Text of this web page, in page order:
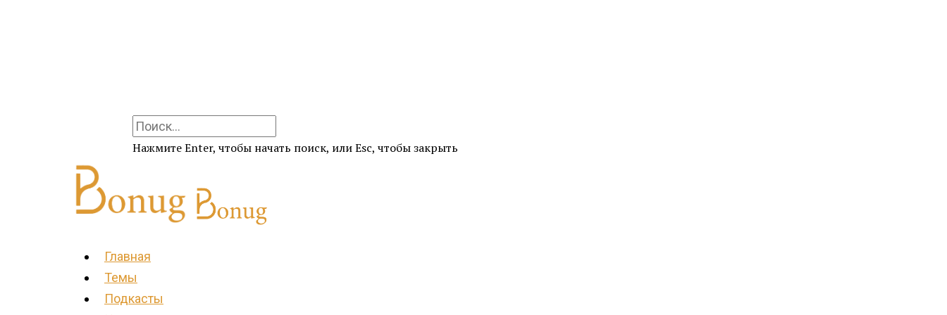
Нажмите Enter, чтобы начать поиск, или Esc, чтобы закрыть
Главная
Темы
Подкасты